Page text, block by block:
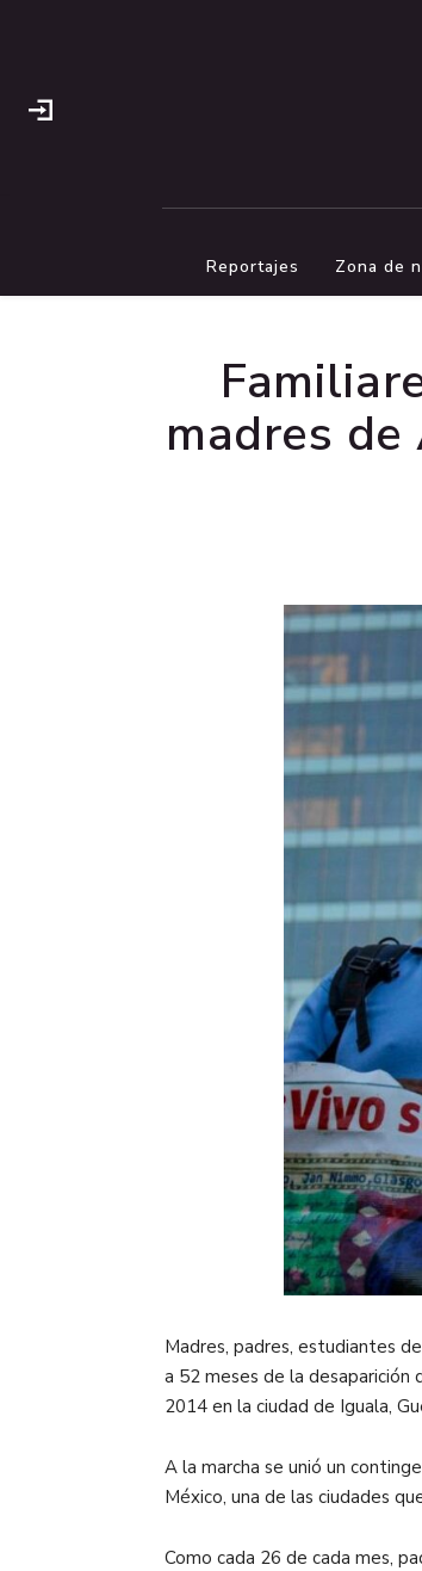
Reportajes Zona de
madres
Madres, padres, estudiantes
a 52 meses de la
2014 en la ciudad de Iguala,
A la marcha se unió un
México, una de las ciudades
Como cada 26 de cada mes,